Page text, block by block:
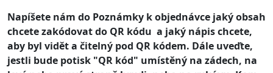
Napíšete nám do Poznámky k objednávce jaký obsah
chcete zakódovat do QR kódu a jaký nápis chcete,
aby byl vidět a čitelný pod QR kódem. Dále uveďte,
jestli bude potisk "QR kód" umístěný na zádech, na